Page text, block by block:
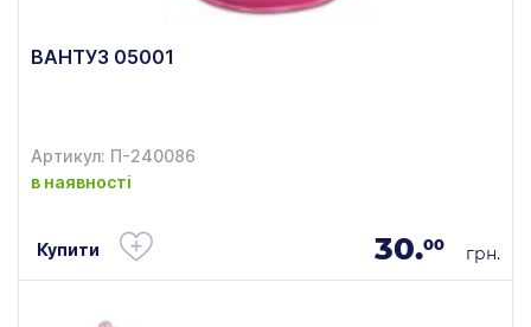
ВАНТУЗ 05001
Артикул: П-240086
в наявності
Купити 30.00 грн.